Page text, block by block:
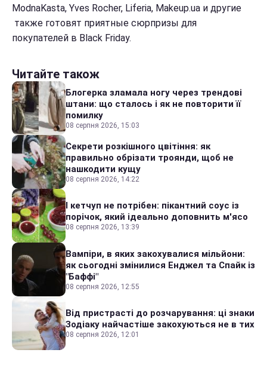
ModnaKasta, Yves Rocher, Liferia, Makeup.ua и другие
также готовят приятные сюрпризы для
покупателей в Black Friday.
Читайте також
Блогерка зламала ногу через трендові
штани: що сталось і як не повторити її
помилку
08 серпня 2026, 15:03
Секрети розкішного цвітіння: як
правильно обрізати троянди, щоб не
нашкодити кущу
08 серпня 2026, 14:22
І кетчуп не потрібен: пікантний соус із
порічок, який ідеально доповнить м'ясо
08 серпня 2026, 13:39
Вампіри, в яких закохувалися мільйони:
як сьогодні змінилися Енджел та Спайк із
"Баффі"
08 серпня 2026, 12:55
Від пристрасті до розчарування: ці знаки
Зодіаку найчастіше закохуються не в тих
08 серпня 2026, 12:01